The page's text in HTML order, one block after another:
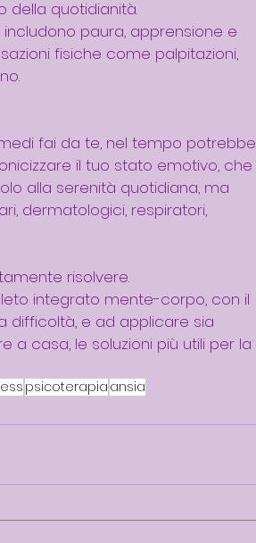
quotidianità.
paura, apprensione e
fisiche come palpitazioni,
fai da te, nel tempo potrebbe
il tuo stato emotivo, che
alla serenità quotidiana, ma
dermatologici, respiratori,
risolvere.
integrato mente-corpo, con il
difficoltà, e ad applicare sia
casa, le soluzioni più utili per la
psicoterapia ansia